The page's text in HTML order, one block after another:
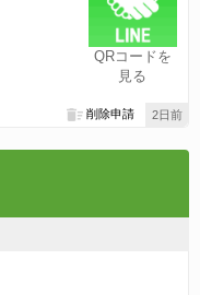
QRコードを
見る
2日前
削除申請